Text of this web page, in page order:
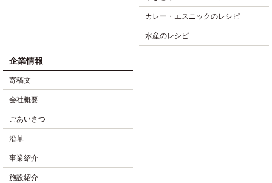
カレー・エスニックのレシピ
水産のレシピ
企業情報
寄稿文
会社概要
ごあいさつ
沿革
事業紹介
施設紹介